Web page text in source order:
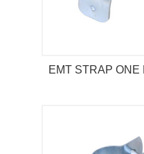
EMT STRAP ONE